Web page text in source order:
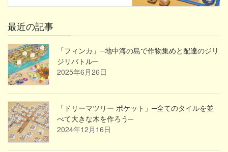
最近の記事
「フィンカ」─地中海の島で作物集めと配達のジリ
ジリバトル─
2025年6月26日
「ドリーマツリー ポケット」─全てのタイルを並
べて大きな木を作ろう─
2024年12月16日